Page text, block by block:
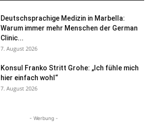
Deutschsprachige Medizin in Marbella:
Warum immer mehr Menschen der German
Clinic...
7. August 2026
Konsul Franko Stritt Grohe: „Ich fühle mich
hier einfach wohl“
7. August 2026
- Werbung -